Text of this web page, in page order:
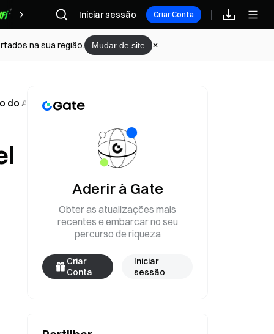
Recompensas
Iniciar sessão Criar Conta
na sua região. Mudar de site
ADA enfrenta uma decisão crítica
Aderir à Gate
Obter as atualizações mais
recentes e embarcar no seu
percurso de riqueza
Criar
Conta
Iniciar
sessão